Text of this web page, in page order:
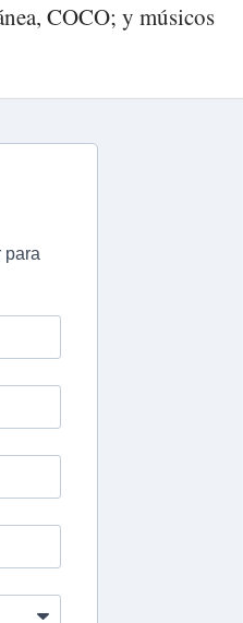
COCO; y músicos